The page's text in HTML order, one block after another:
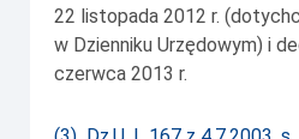
22 listopada 2012 r.
w Dzienniku Urzędowym) i
czerwca 2013 r.